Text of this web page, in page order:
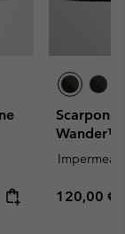
Wander™
Regular
120,00 €